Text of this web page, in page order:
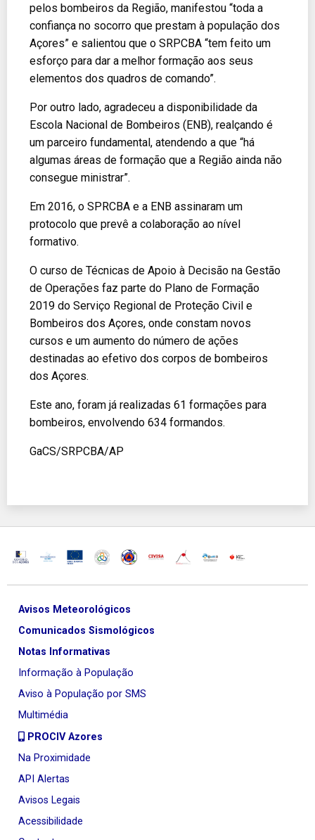
pelos bombeiros da Região, manifestou “toda a
confiança no socorro que prestam à população dos
Açores” e salientou que o SRPCBA “tem feito um
esforço para dar a melhor formação aos seus
elementos dos quadros de comando”.
Por outro lado, agradeceu a disponibilidade da
Escola Nacional de Bombeiros (ENB), realçando é
um parceiro fundamental, atendendo a que “há
algumas áreas de formação que a Região ainda não
consegue ministrar”.
Em 2016, o SPRCBA e a ENB assinaram um
protocolo que prevê a colaboração ao nível
formativo.
O curso de Técnicas de Apoio à Decisão na Gestão
de Operações faz parte do Plano de Formação
2019 do Serviço Regional de Proteção Civil e
Bombeiros dos Açores, onde constam novos
cursos e um aumento do número de ações
destinadas ao efetivo dos corpos de bombeiros
dos Açores.
Este ano, foram já realizadas 61 formações para
bombeiros, envolvendo 634 formandos.
GaCS/SRPCBA/AP
Avisos Meteorológicos
Comunicados Sismológicos
Notas Informativas
Informação à População
Aviso à População por SMS
Multimédia
PROCIV Azores
Na Proximidade
API Alertas
Avisos Legais
Acessibilidade